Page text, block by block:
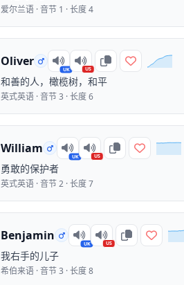
爱尔兰语 · 音节 1 · 长度 4
Oliver
UK US
和善的人，橄榄树，和平
英式英语 · 音节 3 · 长度 6
William
UK US
勇敢的保护者
英式英语 · 音节 2 · 长度 7
Benjamin
UK US
我右手的儿子
希伯来语 · 音节 3 · 长度 8